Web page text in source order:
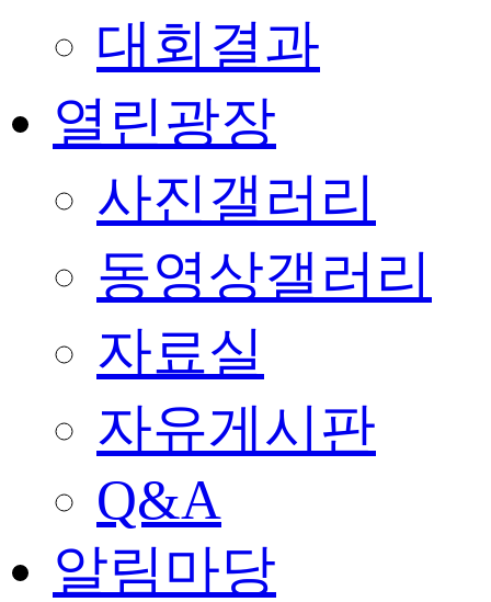
대회결과
열린광장
사진갤러리
동영상갤러리
자료실
자유게시판
Q&A
알림마당